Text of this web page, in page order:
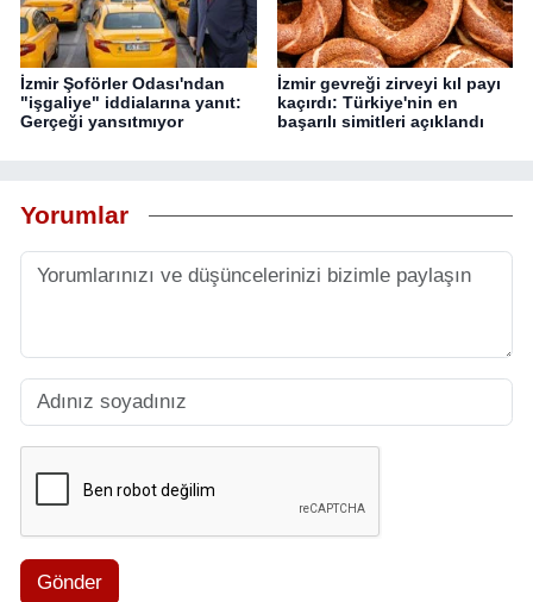
İzmir Şoförler Odası'ndan
"işgaliye" iddialarına yanıt:
Gerçeği yansıtmıyor
İzmir gevreği zirveyi kıl payı
kaçırdı: Türkiye'nin en
başarılı simitleri açıklandı
Yorumlar
Gönder